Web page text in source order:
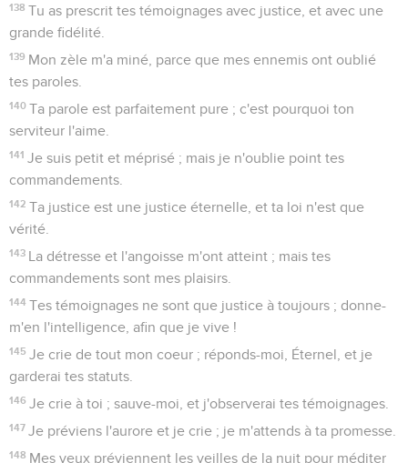
138 Tu as prescrit tes témoignages avec justice, et avec une
grande fidélité.
139 Mon zèle m'a miné, parce que mes ennemis ont oublié
tes paroles.
140 Ta parole est parfaitement pure ; c'est pourquoi ton
serviteur l'aime.
141 Je suis petit et méprisé ; mais je n'oublie point tes
commandements.
142 Ta justice est une justice éternelle, et ta loi n'est que
vérité.
143 La détresse et l'angoisse m'ont atteint ; mais tes
commandements sont mes plaisirs.
144 Tes témoignages ne sont que justice à toujours ; donne-
m'en l'intelligence, afin que je vive !
145 Je crie de tout mon coeur ; réponds-moi, Éternel, et je
garderai tes statuts.
146 Je crie à toi ; sauve-moi, et j'observerai tes témoignages.
147 Je préviens l'aurore et je crie ; je m'attends à ta promesse.
148 Mes yeux préviennent les veilles de la nuit pour méditer